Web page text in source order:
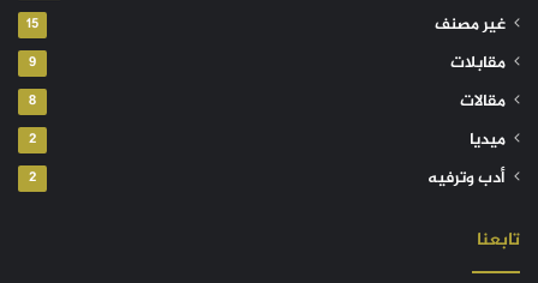
غير مصنف 15
مقابلات 9
مقالات 8
ميديا 2
أدب وترفيه 2
تابعنا